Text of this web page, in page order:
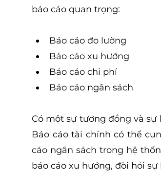
báo cáo quan trọng:
Báo cáo đo lường
Báo cáo xu hướng
Báo cáo chi phí
Báo cáo ngân sách
Có một sự tương đồng và sự
Báo cáo tài chính có thể
cáo ngân sách trong hệ
báo cáo xu hướng, đòi hỏi